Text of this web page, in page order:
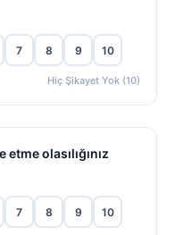
7 8 9 10
Hiç Şikayet Yok (10)
olasılığınız
7 8 9 10